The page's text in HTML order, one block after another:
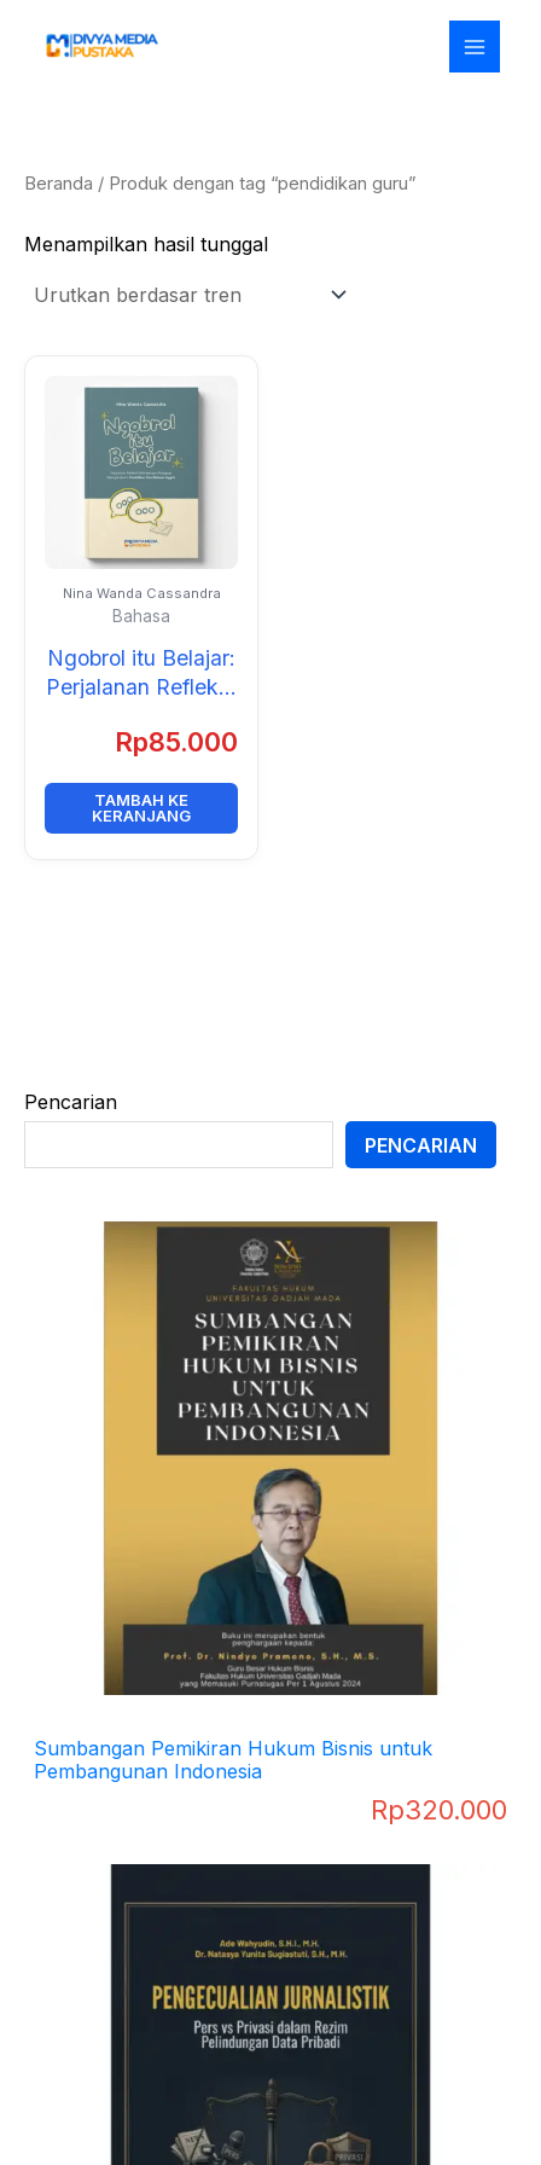
Pencarian
PENCARIAN
Sumbangan Pemikiran Hukum Bisnis untuk
Pembangunan Indonesia
Rp320.000
Beranda / Produk dengan tag “pendidikan guru”
Menampilkan hasil tunggal
Nina Wanda Cassandra
Bahasa
Ngobrol itu Belajar:
Perjalanan Reflektif
Pedagogi Dialogis
Guru Bahasa
Inggris
Rp85.000
TAMBAH KE
KERANJANG